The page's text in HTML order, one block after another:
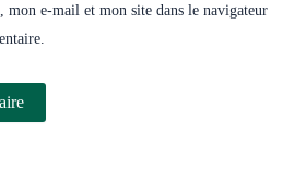
mon e-mail et mon site dans le navigateur